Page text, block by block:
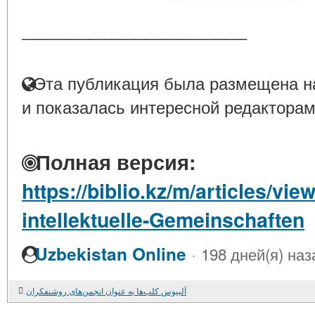
Эта публикация была размещена
и показалась интересной
Полная версия:
https://biblio.kz/m/articles/
intellektuelle-Gemeinschaften
Uzbekistan Online · 198 дней(я)
آلبیوس کلب‌ها به عنوان انجمن‌های روشنفکران